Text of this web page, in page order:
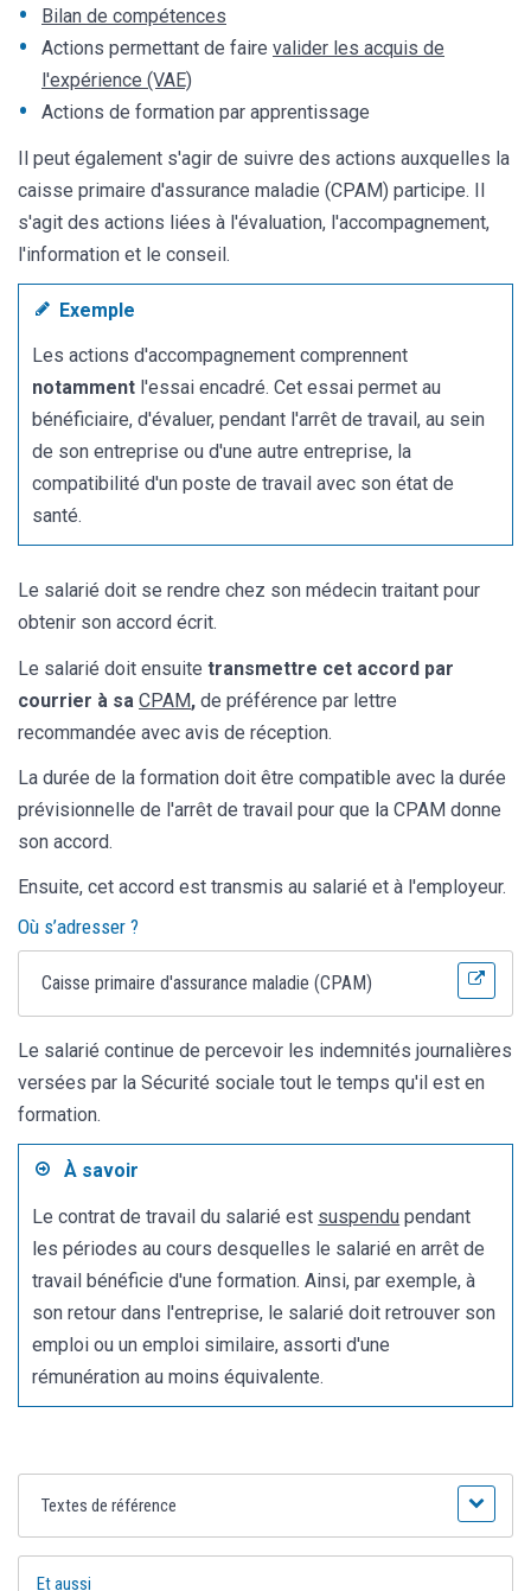
Bilan de compétences
Actions permettant de faire valider les acquis de
l'expérience (VAE)
Actions de formation par apprentissage
Il peut également s'agir de suivre des actions auxquelles la
caisse primaire d'assurance maladie (CPAM) participe. Il
s'agit des actions liées à l'évaluation, l'accompagnement,
l'information et le conseil.
Exemple
Les actions d'accompagnement comprennent
notamment l'essai encadré. Cet essai permet au
bénéficiaire, d'évaluer, pendant l'arrêt de travail, au sein
de son entreprise ou d'une autre entreprise, la
compatibilité d'un poste de travail avec son état de
santé.
Le salarié doit se rendre chez son médecin traitant pour
obtenir son accord écrit.
Le salarié doit ensuite transmettre cet accord par
courrier à sa CPAM, de préférence par lettre
recommandée avec avis de réception.
La durée de la formation doit être compatible avec la durée
prévisionnelle de l'arrêt de travail pour que la CPAM donne
son accord.
Ensuite, cet accord est transmis au salarié et à l'employeur.
Où s’adresser ?
Caisse primaire d'assurance maladie (CPAM)
Le salarié continue de percevoir les indemnités journalières
versées par la Sécurité sociale tout le temps qu'il est en
formation.
À savoir
Le contrat de travail du salarié est suspendu pendant
les périodes au cours desquelles le salarié en arrêt de
travail bénéficie d'une formation. Ainsi, par exemple, à
son retour dans l'entreprise, le salarié doit retrouver son
emploi ou un emploi similaire, assorti d'une
rémunération au moins équivalente.
Textes de référence
Et aussi